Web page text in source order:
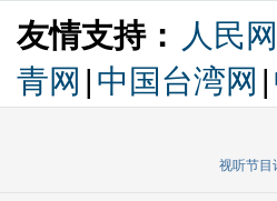
友情支持： 人民网
青网 | 中国台湾网 |
视听节目